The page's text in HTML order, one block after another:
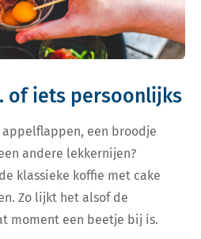
of iets persoonlijks
appelflappen, een broodje
andere lekkernijen?
klassieke koffie met cake
Zo lijkt het alsof de
moment een beetje bij is.